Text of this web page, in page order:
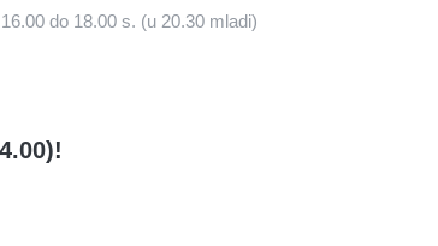
do 18.00 s. (u 20.30 mladi)